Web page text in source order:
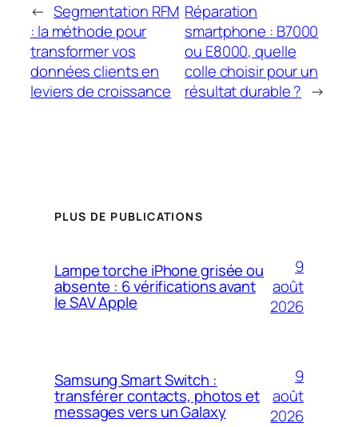
← Segmentation RFM
: la méthode pour
transformer vos
données clients en
leviers de croissance
Réparation
smartphone : B7000
ou E8000, quelle
colle choisir pour un
résultat durable ? →
PLUS DE PUBLICATIONS
Lampe torche iPhone grisée ou
absente : 6 vérifications avant
le SAV Apple
9
août
2026
Samsung Smart Switch :
transférer contacts, photos et
messages vers un Galaxy
9
août
2026